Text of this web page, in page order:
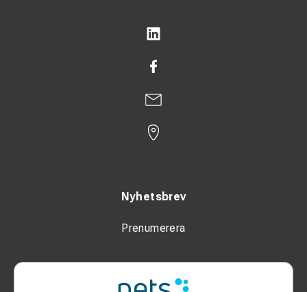
Nyhetsbrev
Prenumerera